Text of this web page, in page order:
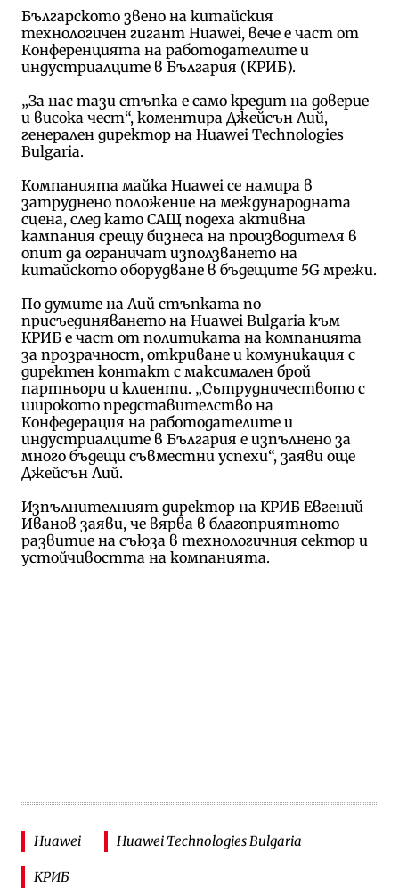
Българското звено на китайския
технологичен гигант Huawei, вече е част от
Конференцията на работодателите и
индустриалците в България (КРИБ).
„За нас тази стъпка е само кредит на доверие
и висока чест“, коментира Джейсън Лий,
генерален директор на Huawei Technologies
Bulgaria.
Компанията майка Huawei се намира в
затруднено положение на международната
сцена, след като САЩ подеха активна
кампания срещу бизнеса на производителя в
опит да ограничат използването на
китайското оборудване в бъдещите 5G мрежи.
По думите на Лий стъпката по
присъединяването на Huawei Bulgaria към
КРИБ е част от политиката на компанията
за прозрачност, откриване и комуникация с
директен контакт с максимален брой
партньори и клиенти. „Сътрудничеството с
широкото представителство на
Конфедерация на работодателите и
индустриалците в България е изпълнено за
много бъдещи съвместни успехи“, заяви още
Джейсън Лий.
Изпълнителният директор на КРИБ Евгений
Иванов заяви, че вярва в благоприятното
развитие на съюза в технологичния сектор и
устойчивостта на компанията.
Huawei Huawei Technologies Bulgaria
КРИБ